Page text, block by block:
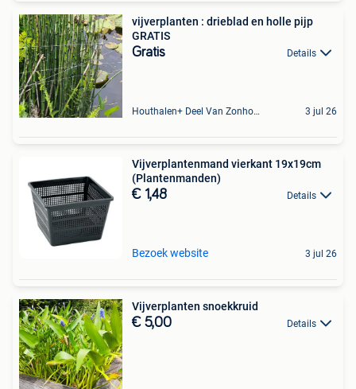
vijverplanten : drieblad en holle pijp
GRATIS
Gratis Details
Houthalen+ Deel Van Zonhoven En Zolder 3 jul 26
Vijverplantenmand vierkant 19x19cm
(Plantenmanden)
€ 1,48 Details
Bezoek website 3 jul 26
Vijverplanten snoekkruid
€ 5,00 Details